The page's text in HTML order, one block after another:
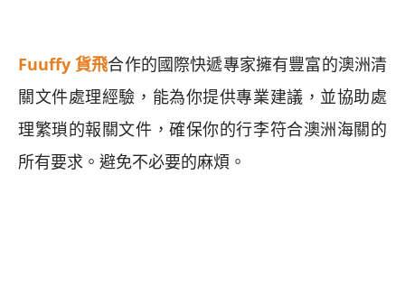
Fuuffy 貨飛合作的國際快遞專家擁有豐富的澳洲清
關文件處理經驗，能為你提供專業建議，並協助處
理繁瑣的報關文件，確保你的行李符合澳洲海關的
所有要求。避免不必要的麻煩。